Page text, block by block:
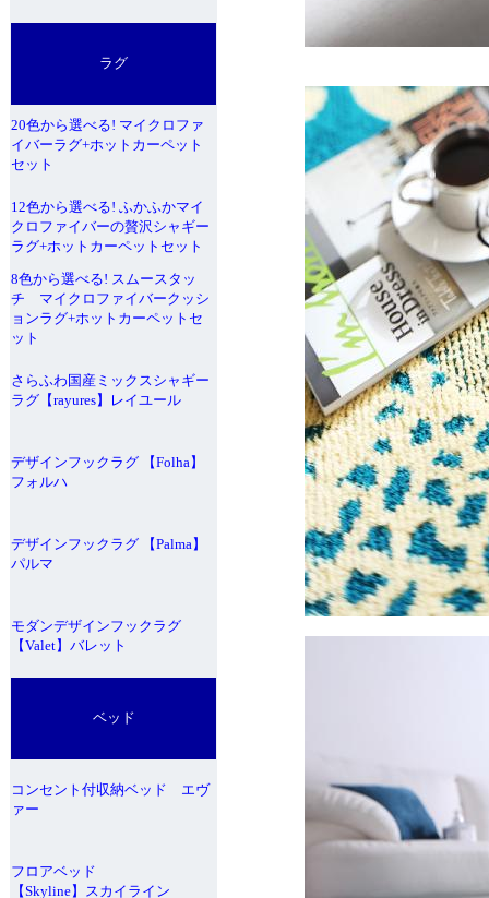
ラグ
20色から選べる! マイクロファ
イバーラグ+ホットカーペット
セット
12色から選べる! ふかふかマイ
クロファイバーの贅沢シャギー
ラグ+ホットカーペットセット
8色から選べる! スムースタッ
チ マイクロファイバークッシ
ョンラグ+ホットカーペットセ
ット
さらふわ国産ミックスシャギー
ラグ【rayures】レイユール
デザインフックラグ 【Folha】
フォルハ
デザインフックラグ 【Palma】
パルマ
モダンデザインフックラグ
【Valet】バレット
ベッド
コンセント付収納ベッド エヴ
ァー
フロアベッド
【Skyline】スカイライン